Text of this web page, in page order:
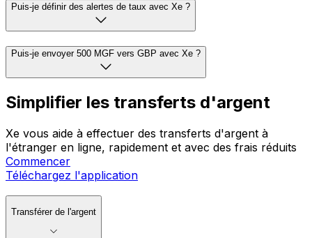
Puis-je définir des alertes de taux avec Xe ?
Puis-je envoyer 500 MGF vers GBP avec Xe ?
Simplifier les transferts d'argent
Xe vous aide à effectuer des transferts d'argent à
l'étranger en ligne, rapidement et avec des frais réduits
Commencer
Téléchargez l'application
Transférer de l'argent